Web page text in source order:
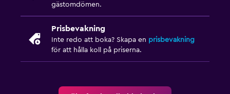
gästomdömen.
Prisbevakning
Inte redo att boka? Skapa en prisbevakning
för att hålla koll på priserna.